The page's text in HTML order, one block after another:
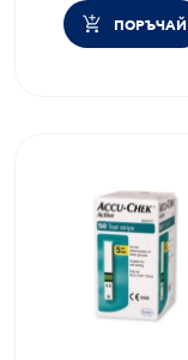
ПОРЪЧАЙ